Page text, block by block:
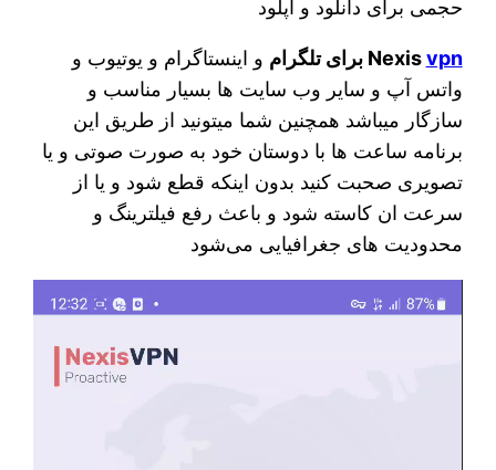
حجمی برای دانلود و آپلود
Nexisvpn برای تلگرام و اینستاگرام و یوتیوب و
واتس آپ و سایر وب سایت ها بسیار مناسب و
سازگار میباشد همچنین شما میتونید از طریق این
برنامه ساعت ها با دوستان خود به صورت صوتی و یا
تصویری صحبت کنید بدون اینکه قطع شود و یا از
سرعت ان کاسته شود و باعث رفع فیلترینگ و
محدودیت های جغرافیایی می‌شود
نمایشگر